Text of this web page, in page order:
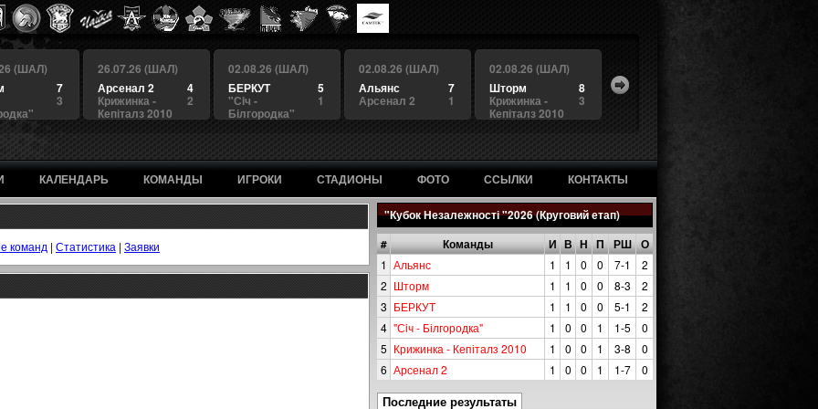
(ШАЛ)
7
3
26.07.26 (ШАЛ)
4
Арсенал 2
2
Крижинка -
Кепіталз 2010
02.08.26 (ШАЛ)
5
БЕРКУТ
1
"Сiч -
Білгородка"
02.08.26 (ШАЛ)
7
Альянс
1
Арсенал 2
02.08.26 (ШАЛ)
8
Шторм
3
Крижинка -
Кепіталз 2010
КАЛЕНДАРЬ КОМАНДЫ ИГРОКИ СТАДИОНЫ ФОТО ССЫЛКИ КОНТАКТЫ
"Кубок Незалежності "2026 (Круговий етап)
# Команды И В Н П РШ О
1 Альянс 1 1 0 0 7-1
2
2 Шторм 1 1 0 0 8-3
2
3 БЕРКУТ 1 1 0 0 5-1
2
4 "Сiч - Білгородка" 1 0 0 1 1-5
0
5 Крижинка - Кепіталз 2010 1 0 0 1 3-8
0
6 Арсенал 2 1 0 0 1 1-7 0
Последние результаты
команд | Статистика | Заявки